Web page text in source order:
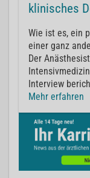
klinisches
Wie ist es, ein
einer ganz
Der
Interview
Mehr erfahren